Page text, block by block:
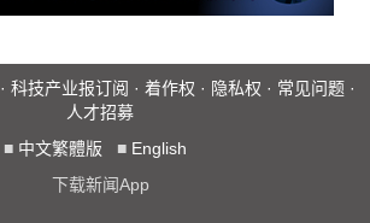
· 科技产业报订阅 · 着作权 · 隐私权 · 常见问题 ·
人才招募
■ 中文繁體版 ■ English
下载新闻App